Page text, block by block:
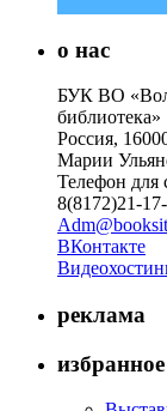
о нас
БУК ВО
библиотека»
Россия,
Марии
Телефон для
8(8172)21-
ВКонтакте
реклама
избранное